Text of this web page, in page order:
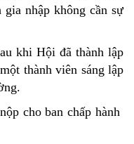
nhập không cần sự
khi Hội đã thành lập
thành viên sáng lập
cho ban chấp hành